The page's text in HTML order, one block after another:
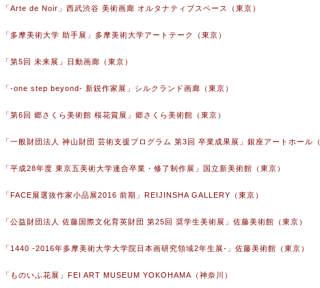
Arte de Noir」西武渋谷 美術画廊 オルタナティブスペース（東京）
多摩美術大学 助手展」多摩美術大学アートテーク（東京）
第5回 未来展」日動画廊（東京）
-one step beyond- 新鋭作家展」シルクランド画廊（東京）
第6回 郷さくら美術館 桜花賞展」郷さくら美術館（東京）
一般財団法人 神山財団 芸術支援プログラム 第3回 卒業成果展」銀座アートホール
平成28年度 東京五美術大学連合卒業・修了制作展」国立新美術館（東京）
FACE展選抜作家小品展2016 前期」REIJINSHA GALLERY（東京）
公益財団法人 佐藤国際文化育英財団 第25回 奨学生美術展」佐藤美術館（東京）
1440 -2016年多摩美術大学大学院日本画研究領域2年生展-」佐藤美術館（東京）
ものいふ花展」FEI ART MUSEUM YOKOHAMA（神奈川）